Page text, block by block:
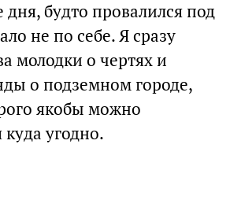
дня, будто провалился под
не по себе. Я сразу
молодки о чертях и
о подземном городе,
якобы можно
угодно.